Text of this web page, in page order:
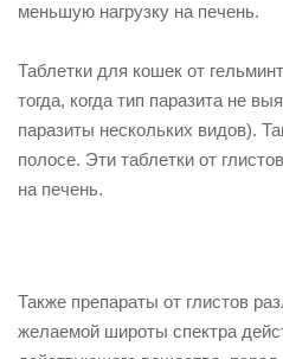
меньшую нагрузку на печень.
Таблетки для кошек от
тогда, когда тип паразита не
паразиты нескольких видов).
полосе. Эти таблетки от
на печень.
Также препараты от глистов
желаемой широты спектра